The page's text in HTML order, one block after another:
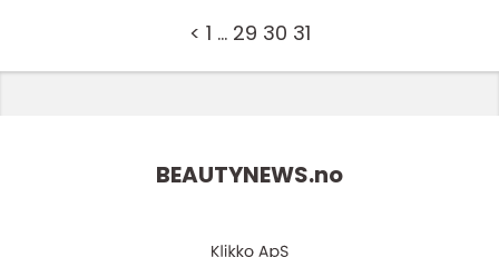
< 1 … 29 30 31
BEAUTYNEWS.no